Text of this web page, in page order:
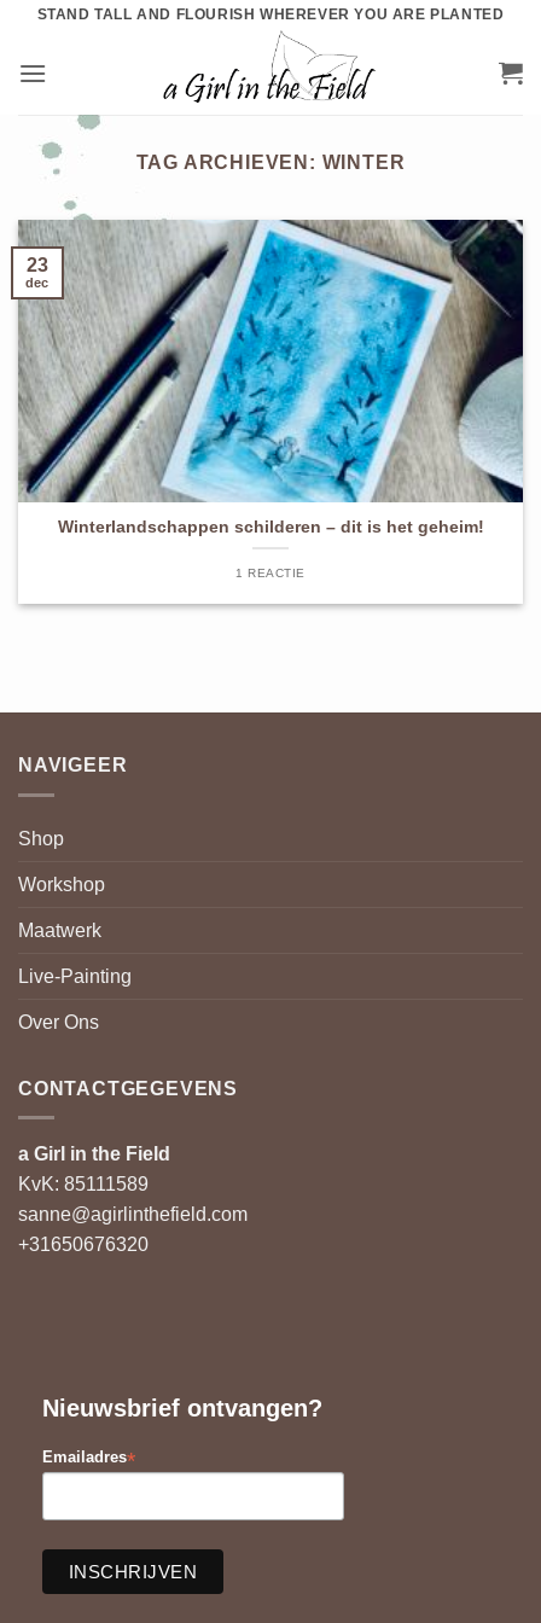
inhoud
STAND TALL AND FLOURISH WHEREVER YOU ARE PLANTED
TAG ARCHIEVEN: WINTER
Winterlandschappen schilderen – dit is het geheim!
1 REACTIE
23
dec
NAVIGEER
Shop
Workshop
Maatwerk
Live-Painting
Over Ons
CONTACTGEGEVENS
a Girl in the Field
KvK: 85111589
sanne@agirlinthefield.com
+31650676320
Nieuwsbrief ontvangen?
Emailadres*